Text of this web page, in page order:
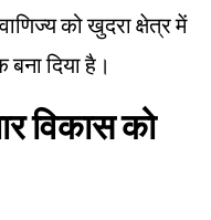
को खुदरा क्षेत्र में
दिया है।
विकास को